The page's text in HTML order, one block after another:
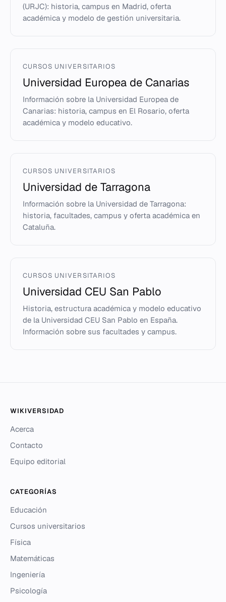
(URJC): historia, campus en Madrid, oferta
académica y modelo de gestión universitaria.
CURSOS UNIVERSITARIOS
Universidad Europea de Canarias
Información sobre la Universidad Europea de
Canarias: historia, campus en El Rosario, oferta
académica y modelo educativo.
CURSOS UNIVERSITARIOS
Universidad de Tarragona
Información sobre la Universidad de Tarragona:
historia, facultades, campus y oferta académica en
Cataluña.
CURSOS UNIVERSITARIOS
Universidad CEU San Pablo
Historia, estructura académica y modelo educativo
de la Universidad CEU San Pablo en España.
Información sobre sus facultades y campus.
WIKIVERSIDAD
Acerca
Contacto
Equipo editorial
CATEGORÍAS
Educación
Cursos universitarios
Física
Matemáticas
Ingeniería
Psicología